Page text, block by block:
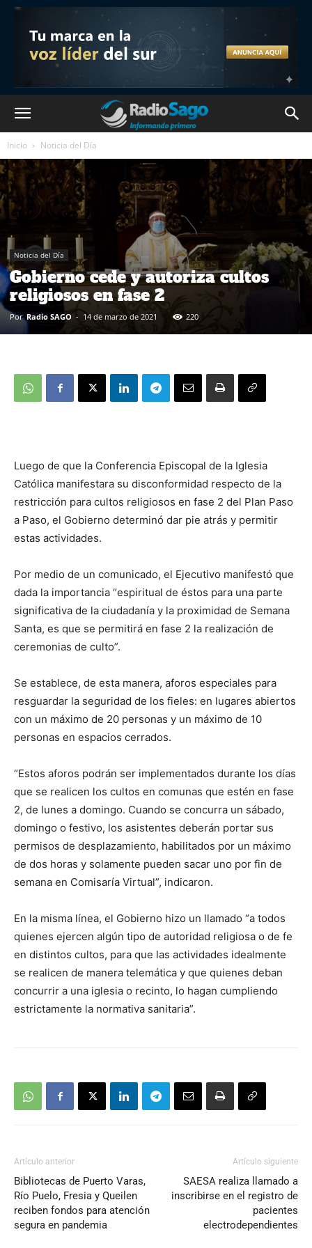
Inicio Noticia del Día
Noticia del Día
Gobierno cede y autoriza cultos
religiosos en fase 2
Por Radio SAGO - 14 de marzo de 2021 220
Luego de que la Conferencia Episcopal de la Iglesia
Católica manifestara su disconformidad respecto de la
restricción para cultos religiosos en fase 2 del Plan Paso
a Paso, el Gobierno determinó dar pie atrás y permitir
estas actividades.
Por medio de un comunicado, el Ejecutivo manifestó que
dada la importancia “espiritual de éstos para una parte
significativa de la ciudadanía y la proximidad de Semana
Santa, es que se permitirá en fase 2 la realización de
ceremonias de culto”.
Se establece, de esta manera, aforos especiales para
resguardar la seguridad de los fieles: en lugares abiertos
con un máximo de 20 personas y un máximo de 10
personas en espacios cerrados.
“Estos aforos podrán ser implementados durante los días
que se realicen los cultos en comunas que estén en fase
2, de lunes a domingo. Cuando se concurra un sábado,
domingo o festivo, los asistentes deberán portar sus
permisos de desplazamiento, habilitados por un máximo
de dos horas y solamente pueden sacar uno por fin de
semana en Comisaría Virtual”, indicaron.
En la misma línea, el Gobierno hizo un llamado “a todos
quienes ejercen algún tipo de autoridad religiosa o de fe
en distintos cultos, para que las actividades idealmente
se realicen de manera telemática y que quienes deban
concurrir a una iglesia o recinto, lo hagan cumpliendo
estrictamente la normativa sanitaria”.
Artículo anterior
Bibliotecas de Puerto Varas,
Río Puelo, Fresia y Queilen
reciben fondos para atención
segura en pandemia
Artículo siguiente
SAESA realiza llamado a
inscribirse en el registro de
pacientes
electrodependientes